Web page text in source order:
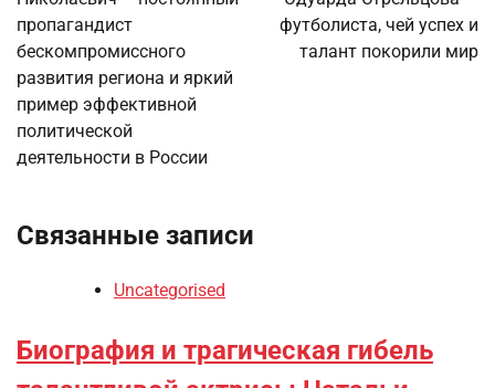
пропагандист
бескомпромиссного
развития региона и яркий
пример эффективной
политической
деятельности в России
футболиста, чей успех и
талант покорили мир
Связанные записи
Uncategorised
Биография и трагическая гибель